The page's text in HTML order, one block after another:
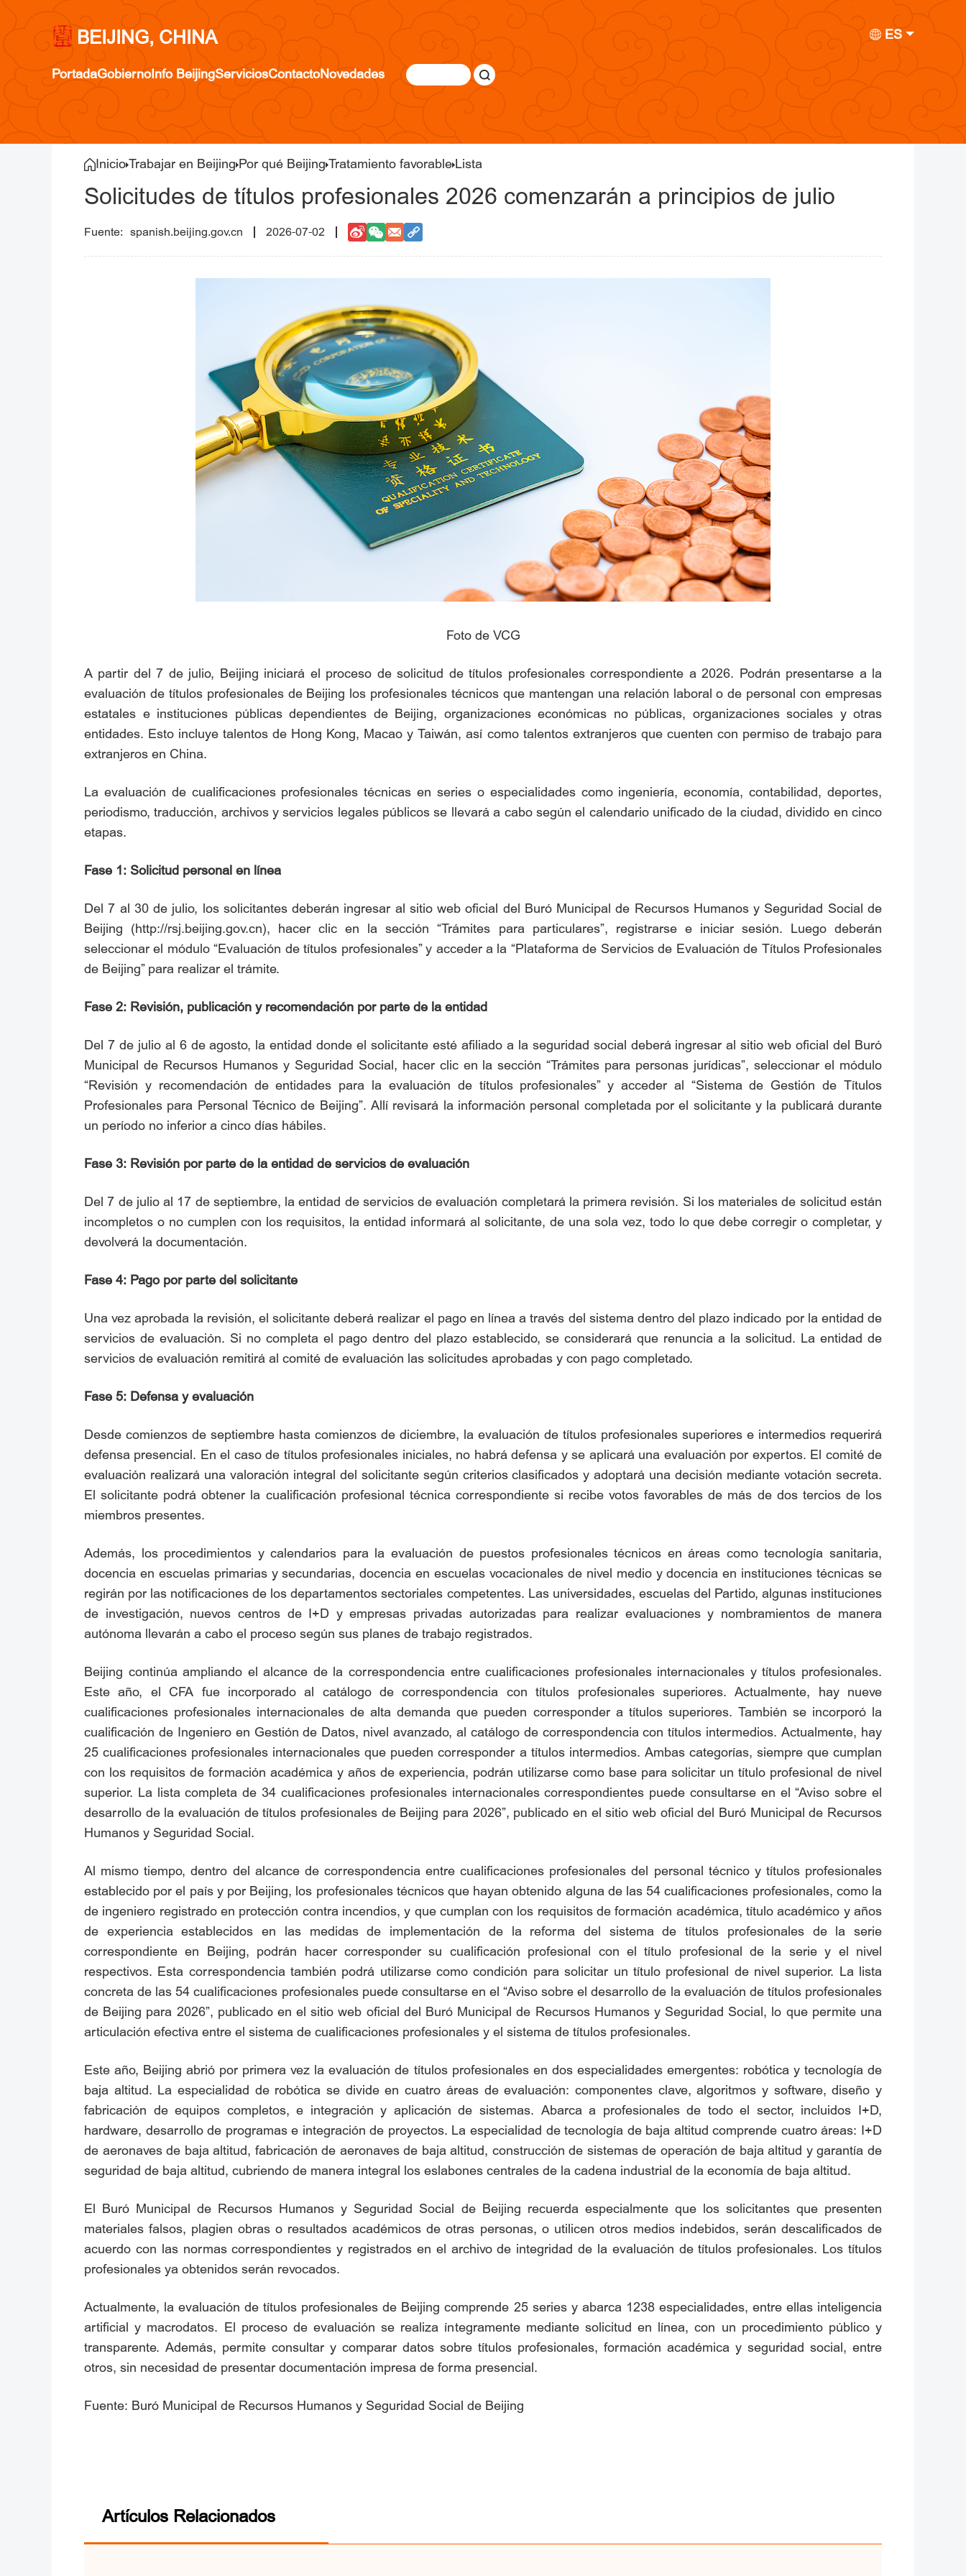
BEIJING, CHINA ES
PortadaGobiernoInfo BeijingServiciosContactoNovedades
InicioTrabajar en Beijing Por qué Beijing Tratamiento favorable Lista
Solicitudes de títulos profesionales 2026 comenzarán a principios de julio
spanish.beijing.gov.cn 2026-07-02
Foto de VCG
A partir del 7 de julio, Beijing iniciará el proceso de solicitud de títulos profesionales correspondiente a 2026. Podrán presentarse a la
evaluación de títulos profesionales de Beijing los profesionales técnicos que mantengan una relación laboral o de personal con empresas
estatales e instituciones públicas dependientes de Beijing, organizaciones económicas no públicas, organizaciones sociales y otras
entidades. Esto incluye talentos de Hong Kong, Macao y Taiwán, así como talentos extranjeros que cuenten con permiso de trabajo para
extranjeros en China.
La evaluación de cualificaciones profesionales técnicas en series o especialidades como ingeniería, economía, contabilidad, deportes,
periodismo, traducción, archivos y servicios legales públicos se llevará a cabo según el calendario unificado de la ciudad, dividido en cinco
etapas.
Fase 1: Solicitud personal en línea
Del 7 al 30 de julio, los solicitantes deberán ingresar al sitio web oficial del Buró Municipal de Recursos Humanos y Seguridad Social de
Beijing (http://rsj.beijing.gov.cn), hacer clic en la sección “Trámites para particulares”, registrarse e iniciar sesión. Luego deberán
seleccionar el módulo “Evaluación de títulos profesionales” y acceder a la “Plataforma de Servicios de Evaluación de Títulos Profesionales
de Beijing” para realizar el trámite.
Fase 2: Revisión, publicación y recomendación por parte de la entidad
Del 7 de julio al 6 de agosto, la entidad donde el solicitante esté afiliado a la seguridad social deberá ingresar al sitio web oficial del Buró
Municipal de Recursos Humanos y Seguridad Social, hacer clic en la sección “Trámites para personas jurídicas”, seleccionar el módulo
“Revisión y recomendación de entidades para la evaluación de títulos profesionales” y acceder al “Sistema de Gestión de Títulos
Profesionales para Personal Técnico de Beijing”. Allí revisará la información personal completada por el solicitante y la publicará durante
un período no inferior a cinco días hábiles.
Fase 3: Revisión por parte de la entidad de servicios de evaluación
Del 7 de julio al 17 de septiembre, la entidad de servicios de evaluación completará la primera revisión. Si los materiales de solicitud están
incompletos o no cumplen con los requisitos, la entidad informará al solicitante, de una sola vez, todo lo que debe corregir o completar, y
devolverá la documentación.
Fase 4: Pago por parte del solicitante
Una vez aprobada la revisión, el solicitante deberá realizar el pago en línea a través del sistema dentro del plazo indicado por la entidad de
servicios de evaluación. Si no completa el pago dentro del plazo establecido, se considerará que renuncia a la solicitud. La entidad de
servicios de evaluación remitirá al comité de evaluación las solicitudes aprobadas y con pago completado.
Fase 5: Defensa y evaluación
Desde comienzos de septiembre hasta comienzos de diciembre, la evaluación de títulos profesionales superiores e intermedios requerirá
defensa presencial. En el caso de títulos profesionales iniciales, no habrá defensa y se aplicará una evaluación por expertos. El comité de
evaluación realizará una valoración integral del solicitante según criterios clasificados y adoptará una decisión mediante votación secreta.
El solicitante podrá obtener la cualificación profesional técnica correspondiente si recibe votos favorables de más de dos tercios de los
miembros presentes.
Además, los procedimientos y calendarios para la evaluación de puestos profesionales técnicos en áreas como tecnología sanitaria,
docencia en escuelas primarias y secundarias, docencia en escuelas vocacionales de nivel medio y docencia en instituciones técnicas se
regirán por las notificaciones de los departamentos sectoriales competentes. Las universidades, escuelas del Partido, algunas instituciones
de investigación, nuevos centros de I+D y empresas privadas autorizadas para realizar evaluaciones y nombramientos de manera
autónoma llevarán a cabo el proceso según sus planes de trabajo registrados.
Beijing continúa ampliando el alcance de la correspondencia entre cualificaciones profesionales internacionales y títulos profesionales.
Este año, el CFA fue incorporado al catálogo de correspondencia con títulos profesionales superiores. Actualmente, hay nueve
cualificaciones profesionales internacionales de alta demanda que pueden corresponder a títulos superiores. También se incorporó la
cualificación de Ingeniero en Gestión de Datos, nivel avanzado, al catálogo de correspondencia con títulos intermedios. Actualmente, hay
25 cualificaciones profesionales internacionales que pueden corresponder a títulos intermedios. Ambas categorías, siempre que cumplan
con los requisitos de formación académica y años de experiencia, podrán utilizarse como base para solicitar un título profesional de nivel
superior. La lista completa de 34 cualificaciones profesionales internacionales correspondientes puede consultarse en el “Aviso sobre el
desarrollo de la evaluación de títulos profesionales de Beijing para 2026”, publicado en el sitio web oficial del Buró Municipal de Recursos
Humanos y Seguridad Social.
Al mismo tiempo, dentro del alcance de correspondencia entre cualificaciones profesionales del personal técnico y títulos profesionales
establecido por el país y por Beijing, los profesionales técnicos que hayan obtenido alguna de las 54 cualificaciones profesionales, como la
de ingeniero registrado en protección contra incendios, y que cumplan con los requisitos de formación académica, título académico y años
de experiencia establecidos en las medidas de implementación de la reforma del sistema de títulos profesionales de la serie
correspondiente en Beijing, podrán hacer corresponder su cualificación profesional con el título profesional de la serie y el nivel
respectivos. Esta correspondencia también podrá utilizarse como condición para solicitar un título profesional de nivel superior. La lista
concreta de las 54 cualificaciones profesionales puede consultarse en el “Aviso sobre el desarrollo de la evaluación de títulos profesionales
de Beijing para 2026”, publicado en el sitio web oficial del Buró Municipal de Recursos Humanos y Seguridad Social, lo que permite una
articulación efectiva entre el sistema de cualificaciones profesionales y el sistema de títulos profesionales.
Este año, Beijing abrió por primera vez la evaluación de títulos profesionales en dos especialidades emergentes: robótica y tecnología de
baja altitud. La especialidad de robótica se divide en cuatro áreas de evaluación: componentes clave, algoritmos y software, diseño y
fabricación de equipos completos, e integración y aplicación de sistemas. Abarca a profesionales de todo el sector, incluidos I+D,
hardware, desarrollo de programas e integración de proyectos. La especialidad de tecnología de baja altitud comprende cuatro áreas: I+D
de aeronaves de baja altitud, fabricación de aeronaves de baja altitud, construcción de sistemas de operación de baja altitud y garantía de
seguridad de baja altitud, cubriendo de manera integral los eslabones centrales de la cadena industrial de la economía de baja altitud.
El Buró Municipal de Recursos Humanos y Seguridad Social de Beijing recuerda especialmente que los solicitantes que presenten
materiales falsos, plagien obras o resultados académicos de otras personas, o utilicen otros medios indebidos, serán descalificados de
acuerdo con las normas correspondientes y registrados en el archivo de integridad de la evaluación de títulos profesionales. Los títulos
profesionales ya obtenidos serán revocados.
Actualmente, la evaluación de títulos profesionales de Beijing comprende 25 series y abarca 1238 especialidades, entre ellas inteligencia
artificial y macrodatos. El proceso de evaluación se realiza íntegramente mediante solicitud en línea, con un procedimiento público y
transparente. Además, permite consultar y comparar datos sobre títulos profesionales, formación académica y seguridad social, entre
otros, sin necesidad de presentar documentación impresa de forma presencial.
Fuente: Buró Municipal de Recursos Humanos y Seguridad Social de Beijing
Artículos Relacionados